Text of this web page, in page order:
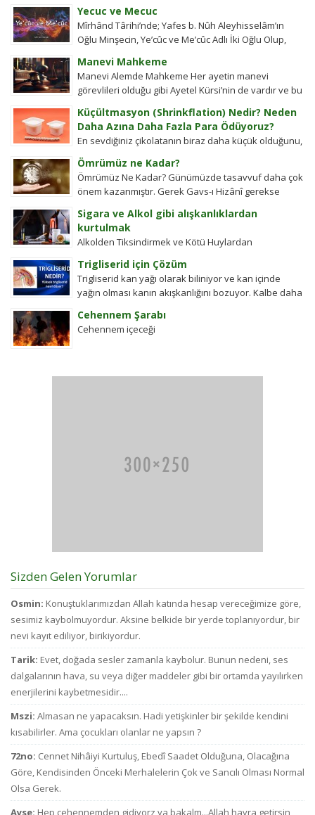
Yecuc ve Mecuc
Mîrhând Târihi’nde; Yafes b. Nûh Aleyhisselâm’ın
Oğlu Minşecin, Ye’cûc ve Me’cûc Adlı İki Oğlu Olup,
Manevi Mahkeme
Manevi Alemde Mahkeme Her ayetin manevi
görevlileri olduğu gibi Ayetel Kürsi’nin de vardır ve bu
Küçültmasyon (Shrinkflation) Nedir? Neden
Daha Azına Daha Fazla Para Ödüyoruz?
En sevdiğiniz çikolatanın biraz daha küçük olduğunu,
aynı büyüklükteki pakette daha az bisküvi
bulunduğunu veya cips torbalarının daha fazla
hava...
Ömrümüz ne Kadar?
Ömrümüz Ne Kadar? Günümüzde tasavvuf daha çok
önem kazanmıştır. Gerek Gavs-ı Hizânî gerekse
değildi....
Sigara ve Alkol gibi alışkanlıklardan
kurtulmak
Alkolden Tiksindirmek ve Kötü Huylardan
Huylardan Vazgecirmek icin Okumak için belli bir
zamanı yok...
Trigliserid için Çözüm
Trigliserid kan yağı olarak biliniyor ve kan içinde
yağın olması kanın akışkanlığını bozuyor. Kalbe daha
Cehennem Şarabı
Cehennem içeceği
Sizden Gelen Yorumlar
Osmin: Konuştuklarımızdan Allah katında hesap vereceğimize göre,
sesimiz kaybolmuyordur. Aksine belkide bir yerde toplanıyordur, bir
nevi kayıt ediliyor, birikiyordur.
Tarik: Evet, doğada sesler zamanla kaybolur. Bunun nedeni, ses
dalgalarının hava, su veya diğer maddeler gibi bir ortamda yayılırken
enerjilerini kaybetmesidir....
Mszi: Almasan ne yapacaksın. Hadi yetişkinler bir şekilde kendini
kısabilirler. Ama çocukları olanlar ne yapsın ?
72no: Cennet Nihâiyi Kurtuluş, Ebedî Saadet Olduğuna, Olacağına
Göre, Kendisinden Önceki Merhalelerin Çok ve Sancılı Olması Normal
Olsa Gerek.
Ayse: Hep cehennemden gidiyorz ya bakalm...Allah hayra getirsin